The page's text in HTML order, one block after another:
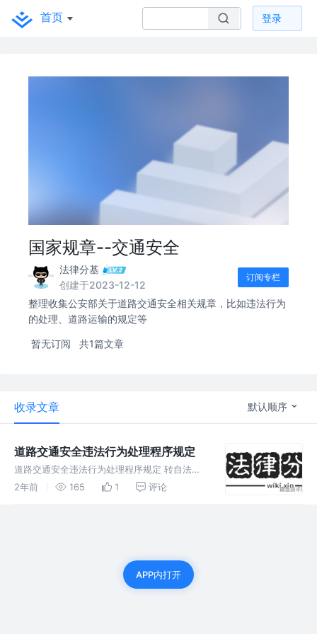
首页 登录
国家规章--交通安全
法律分基
创建于2023-12-12
订阅专栏
整理收集公安部关于道路交通安全相关规章，比如违法行为
的处理、道路运输的规定等
暂无订阅 共1篇文章
收录文章 默认顺序
道路交通安全违法行为处理程序规定
道路交通安全违法行为处理程序规定 转自法律
分基 第一章 总 则 第一条 为了规范道路交通安
2年前 165 1 评论
APP内打开